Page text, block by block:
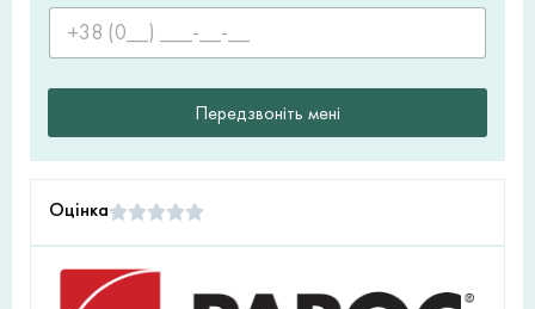
Передзвоніть мені
Оцінка